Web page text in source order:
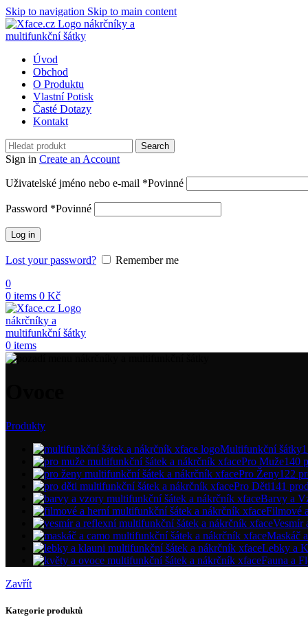
Skip to navigation Skip to main content
Úvod
Obchod
O Produktu
Vlastní Potisk
Časté Dotazy
Kontakt
Search
Sign in Create an Account
Uživatelské jméno nebo e-mail *Povinné
Password *Povinné
Log in
Lost your password?
Remember me
0
0 items 0 Kč
0 items
Produkty
Multifunkční šátky
Pro Muže140
Pro Ženy122
Pro Děti141
Barvy a
Filmové
Vesmír
Maskáč
Lebky a
Fauna a
Zavřít
Kategorie produktů